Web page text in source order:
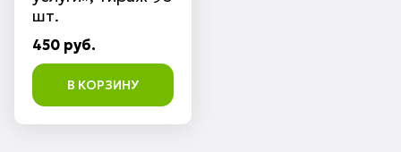
шт.
450 руб.
В КОРЗИНУ